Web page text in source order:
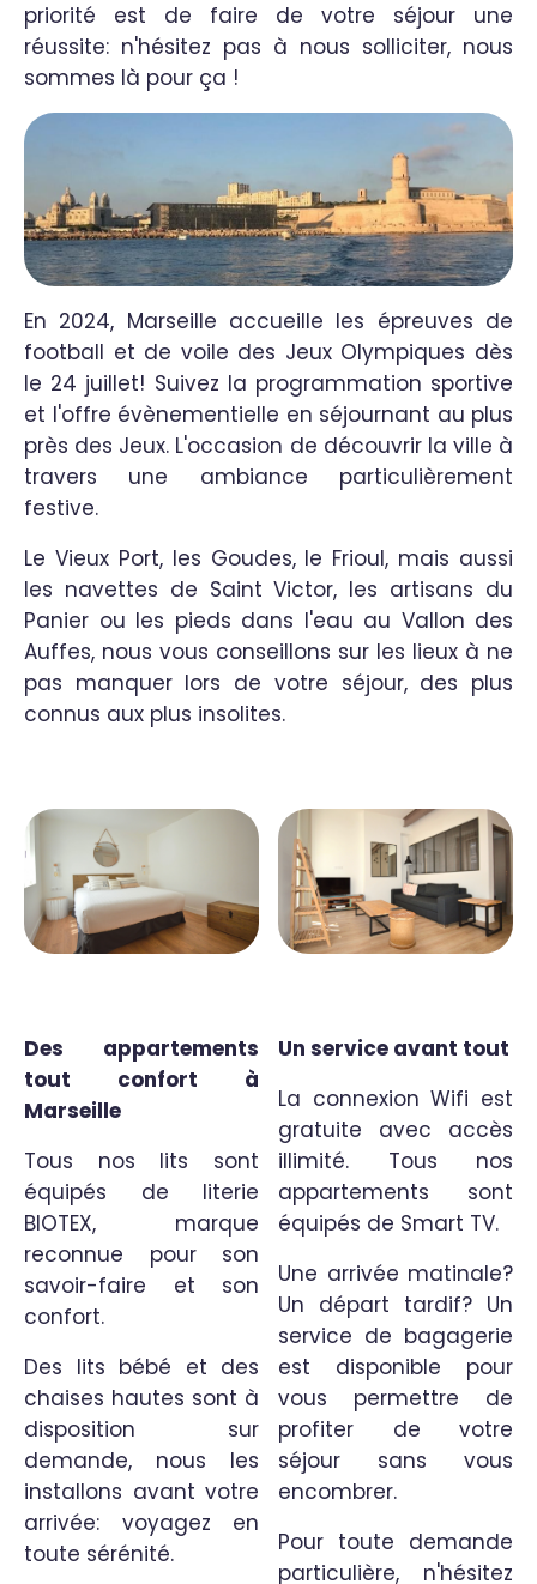
priorité est de faire de votre séjour une
réussite: n'hésitez pas à nous solliciter, nous
sommes là pour ça !
En 2024, Marseille accueille les épreuves de
football et de voile des Jeux Olympiques dès
le 24 juillet! Suivez la programmation sportive
et l'offre évènementielle en séjournant au plus
près des Jeux. L'occasion de découvrir la ville à
travers une ambiance particulièrement
festive.
Le Vieux Port, les Goudes, le Frioul, mais aussi
les navettes de Saint Victor, les artisans du
Panier ou les pieds dans l'eau au Vallon des
Auffes, nous vous conseillons sur les lieux à ne
pas manquer lors de votre séjour, des plus
connus aux plus insolites.
Des appartements
tout confort à
Marseille
Tous nos lits sont
équipés de literie
BIOTEX, marque
reconnue pour son
savoir-faire et son
confort.
Des lits bébé et des
chaises hautes sont à
disposition sur
demande, nous les
installons avant votre
arrivée: voyagez en
toute sérénité.
Un service avant tout
La connexion Wifi est
gratuite avec accès
illimité. Tous nos
appartements sont
équipés de Smart TV.
Une arrivée matinale?
Un départ tardif? Un
service de bagagerie
est disponible pour
vous permettre de
profiter de votre
séjour sans vous
encombrer.
Pour toute demande
particulière, n'hésitez